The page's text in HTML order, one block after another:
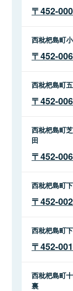
452-
西枇杷島町
452-
西枇杷島町
452-
西枇杷島町
田
452-
西枇杷島町
452-
西枇杷島町
452-
西枇杷島町
裏